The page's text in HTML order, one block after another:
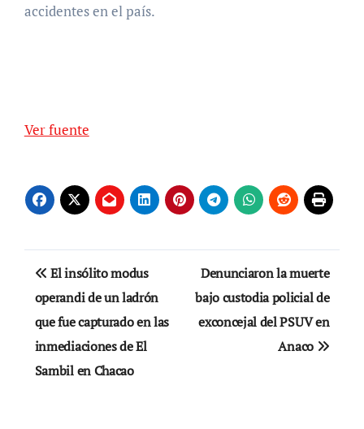
accidentes en el país.
Ver fuente
Navegación
de
entradas
El insólito modus
operandi de un ladrón
que fue capturado en las
inmediaciones de El
Sambil en Chacao
Denunciaron la muerte
bajo custodia policial de
exconcejal del PSUV en
Anaco